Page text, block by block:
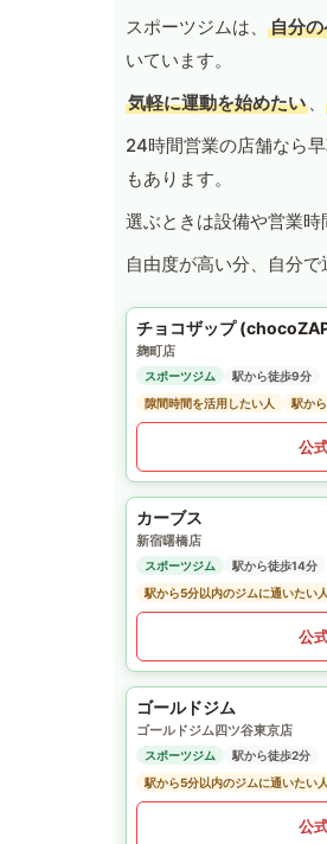
スポーツジムは、 自分
いています。
気軽に運動を始めたい 、
24時間営業の店舗なら
もあります。
選ぶときは設備や営業時
自由度が高い分、自分
チョコザップ
麹町店
スポーツジム
駅から徒歩9分
隙間時間を活用したい人
駅か
公
カーブス
新宿曙橋店
スポーツジム
駅から徒歩14分
駅から5分以内のジムに通いたい人
公
ゴールドジム
ゴールドジム四ツ谷東京店
スポーツジム
駅から徒歩2分
駅から5分以内のジムに通いたい人
公